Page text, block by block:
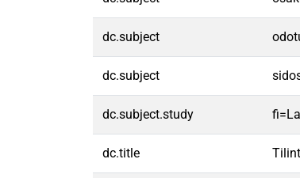
dc.subject
dc.subject
dc.subject.study
dc.title